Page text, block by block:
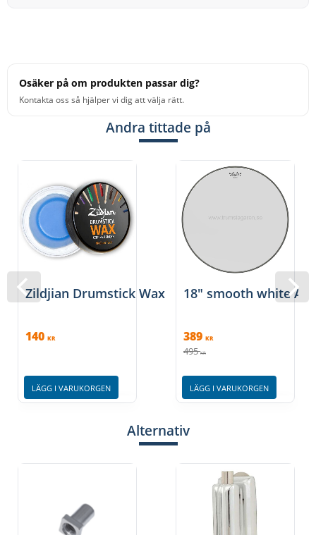
Osäker på om produkten passar dig?
Kontakta oss så hjälper vi dig att välja rätt.
Andra tittade på
Zildjian Drumstick Wax
140 KR
LÄGG I VARUKORGEN
18" smooth white
389 KR
495 KR
LÄGG I VARUKORGEN
Alternativ